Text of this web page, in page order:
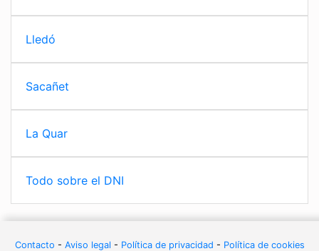
Lledó
Sacañet
La Quar
Todo sobre el DNI
Contacto - Aviso legal - Política de privacidad - Política de cookies